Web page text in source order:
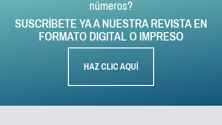
números?
SUSCRÍBETE YA A NUESTRA REVISTA EN
FORMATO DIGITAL O IMPRESO
HAZ CLIC AQUÍ